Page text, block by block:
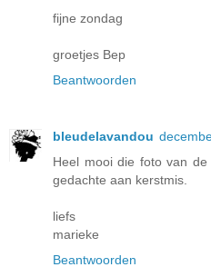
fijne zondag
groetjes Bep
Beantwoorden
bleudelavandou
Heel mooi die foto van
gedachte aan kerstmis.
liefs
marieke
Beantwoorden